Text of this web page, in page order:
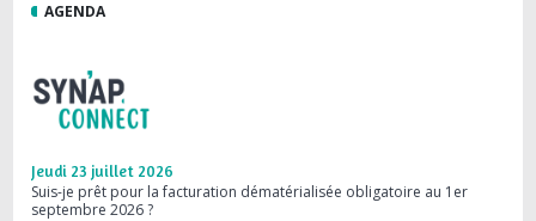
AGENDA
Jeudi 23 juillet 2026
Suis-je prêt pour la facturation dématérialisée obligatoire au 1er
septembre 2026 ?